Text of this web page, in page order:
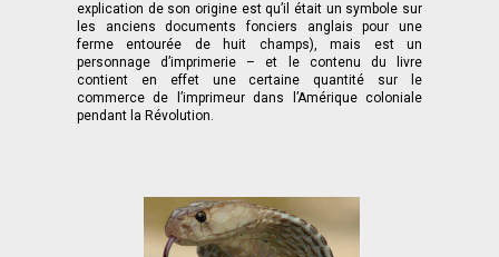
explication de son origine est qu’il était un symbole sur
les anciens documents fonciers anglais pour une
ferme entourée de huit champs), mais est un
personnage d’imprimerie – et le contenu du livre
contient en effet une certaine quantité sur le
commerce de l’imprimeur dans l’Amérique coloniale
pendant la Révolution.